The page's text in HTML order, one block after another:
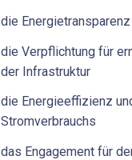
die
die Verpflichtung für
der Infrastruktur
die Energieeffizienz
Stromverbrauchs
das Engagement für